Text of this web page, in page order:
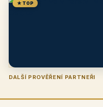
★ TOP
DALŠÍ PROVĚŘENÍ PARTNEŘI
Penzion U Zámku